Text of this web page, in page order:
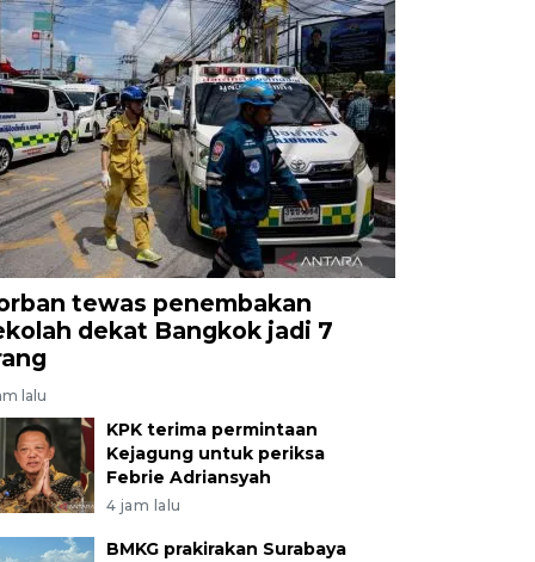
tewas penembakan
dekat Bangkok jadi 7
lalu
KPK terima permintaan
Kejagung untuk periksa
Febrie Adriansyah
4 jam lalu
BMKG prakirakan Surabaya